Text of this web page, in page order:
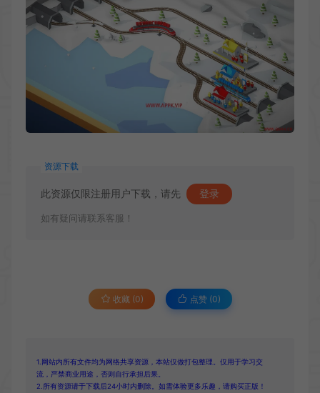
资源下载
此资源仅限注册用户下载，请先 登录
如有疑问请联系客服！
收藏 (0) 点赞 (0)
1.网站内所有文件均为网络共享资源，本站仅做打包整理。仅用于学习交
流，严禁商业用途，否则自行承担后果。
2.所有资源请于下载后24小时内删除。如需体验更多乐趣，请购买正版！